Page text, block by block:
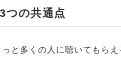
つの共通点
っと多くの人に聴いてもら